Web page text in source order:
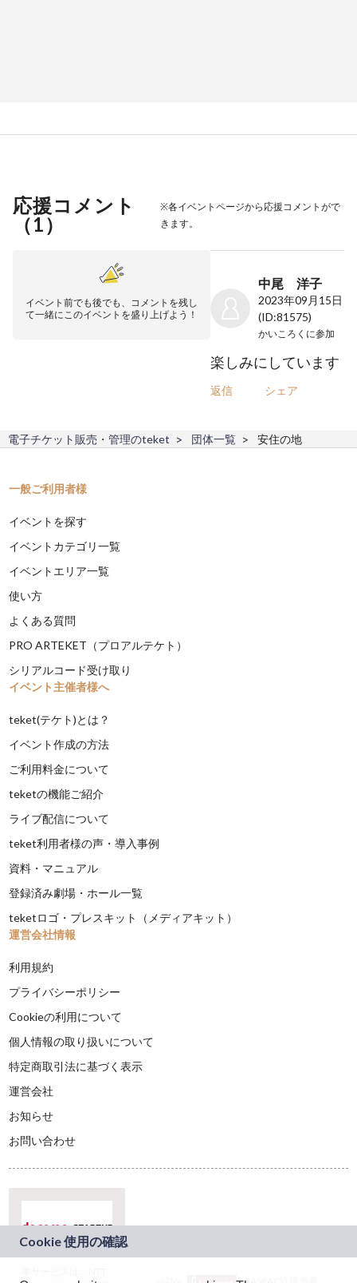
応援コメント
（1）
※各イベントページから応援コメントがで
きます。
イベント前でも後でも、コメントを残し
て一緒にこのイベントを盛り上げよう！
中尾 洋子
2023年09月15日
(ID:81575)
かいころく に参加
楽しみにしています
返信 シェア
電子チケット販売・管理のteket 団体一覧 安住の地
一般ご利用者様
イベントを探す
イベントカテゴリ一覧
イベントエリア一覧
使い方
よくある質問
PRO ARTEKET（プロアルテケト）
シリアルコード受け取り
イベント主催者様へ
teket(テケト)とは？
イベント作成の方法
ご利用料金について
teketの機能ご紹介
ライブ配信について
teket利用者様の声・導入事例
資料・マニュアル
登録済み劇場・ホール一覧
teketロゴ・プレスキット（メディアキット）
運営会社情報
利用規約
プライバシーポリシー
Cookieの利用について
個人情報の取り扱いについて
特定商取引法に基づく表示
運営会社
お知らせ
お問い合わせ